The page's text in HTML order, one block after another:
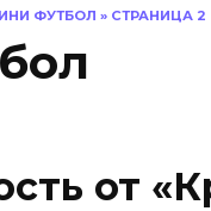
ФУТБОЛ » СТРАНИЦА 2
от